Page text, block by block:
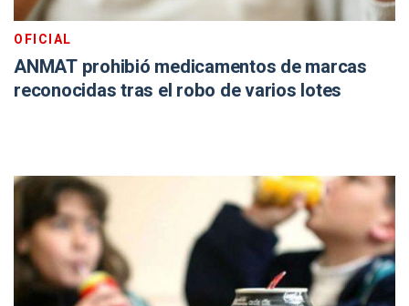
OFICIAL
ANMAT prohibió medicamentos de marcas
reconocidas tras el robo de varios lotes